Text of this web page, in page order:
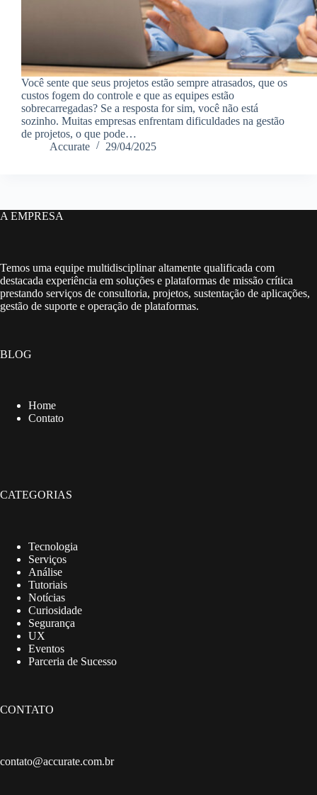
Você sente que seus projetos estão sempre atrasados, que os
custos fogem do controle e que as equipes estão
sobrecarregadas? Se a resposta for sim, você não está
sozinho. Muitas empresas enfrentam dificuldades na gestão
de projetos, o que pode…
Accurate
29/04/2025
A EMPRESA
Temos uma equipe multidisciplinar altamente qualificada com
destacada experiência em soluções e plataformas de missão crítica
prestando serviços de consultoria, projetos, sustentação de aplicações,
gestão de suporte e operação de plataformas.
BLOG
Home
Contato
CATEGORIAS
Tecnologia
Serviços
Análise
Tutoriais
Notícias
Curiosidade
Segurança
UX
Eventos
Parceria de Sucesso
CONTATO
contato@accurate.com.br